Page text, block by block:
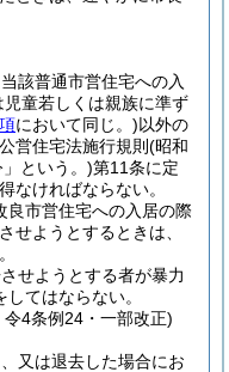
該普通市営住宅への入
児童若しくは親族に準ず
において同じ。)以外の
営住宅法施行規則 (昭和
という。)第11条に定
なければならない。
良市営住宅への入居の際
せようとするときは、
せようとする者が暴力
してはならない。
4条例24・一部改正)
又は退去した場合にお